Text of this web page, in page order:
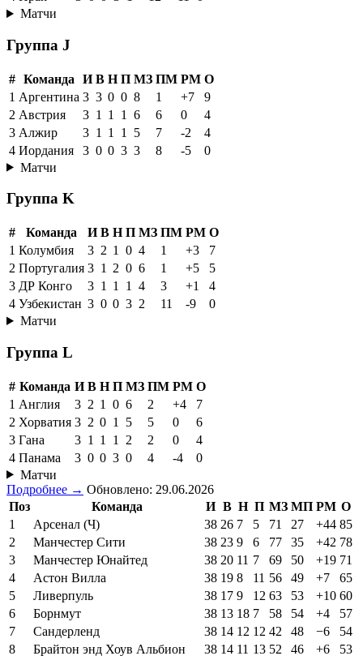
Матчи
Группа J
# Команда И В Н П МЗ ПМ РМ О
1 Аргентина 3 3 0 0 8 1 +7
9
2 Австрия 3 1 1 1 6 6 0
4
3 Алжир 3 1 1 1 5 7 -2
4
4 Иордания 3 0 0 3 3 8 -5
0
Матчи
Группа K
# Команда И В Н П МЗ ПМ РМ О
1 Колумбия 3 2 1 0 4 1 +3
7
2 Португалия 3 1 2 0 6 1 +5
5
3 ДР Конго 3 1 1 1 4 3 +1
4
4 Узбекистан 3 0 0 3 2 11 -9
0
Матчи
Группа L
# Команда И В Н П МЗ ПМ РМ О
1 Англия 3 2 1 0 6 2 +4
7
2 Хорватия 3 2 0 1 5 5 0
6
3 Гана 3 1 1 1 2 2 0
4
4 Панама 3 0 0 3 0 4 -4
0
Матчи
Подробнее → Обновлено: 29.06.2026
Поз
Команда И В Н П МЗ МП РМ О
1
Арсенал (Ч) 38 26 7 5 71 27 +44 85
2
Манчестер Сити 38 23 9 6 77 35 +42 78
3
Манчестер Юнайтед 38 20 11 7 69 50 +19 71
4
Астон Вилла 38 19 8 11 56 49 +7
65
5
Ливерпуль 38 17 9 12 63 53 +10 60
6
Борнмут 38 13 18 7 58 54 +4
57
7
Сандерленд 38 14 12 12 42 48 −6
54
8
Брайтон энд Хоув Альбион 38 14 11 13 52 46 +6 53